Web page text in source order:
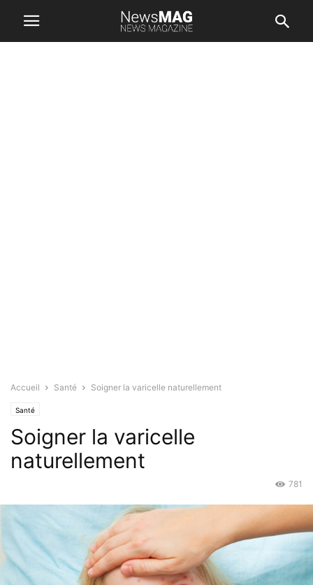
Accueil Santé Soigner la varicelle naturellement
Santé
Soigner la varicelle
naturellement
781